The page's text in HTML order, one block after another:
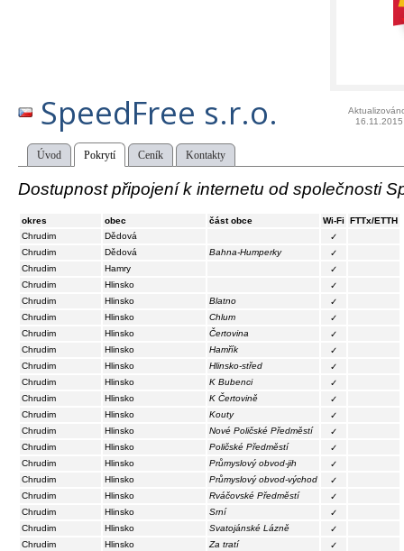
SpeedFree s.r.o.
16.11.2015
Úvod Pokrytí Ceník Kontakty
Dostupnost připojení k internetu od společnosti
okres obec část obce Wi-Fi
FTTx/ETTH
Chrudim
Dědová
✓
Chrudim
Dědová Bahna-Humperky
✓
Chrudim
Hamry
✓
Chrudim
Hlinsko
✓
Chrudim
Hlinsko Blatno
✓
Chrudim
Hlinsko Chlum
✓
Chrudim
Hlinsko Čertovina
✓
Chrudim
Hlinsko Hamřík
✓
Chrudim
Hlinsko Hlinsko-střed
✓
Chrudim
Hlinsko K Bubenci
✓
Chrudim
Hlinsko K Čertovině
✓
Chrudim
Hlinsko Kouty
✓
Chrudim
Hlinsko Nové Poličské Předměstí
✓
Chrudim
Hlinsko Poličské Předměstí
✓
Chrudim
Hlinsko Průmyslový obvod-jih
✓
Chrudim
Hlinsko Průmyslový obvod-východ
✓
Chrudim
Hlinsko Rváčovské Předměstí
✓
Chrudim
Hlinsko Srní
✓
Chrudim
Hlinsko Svatojánské Lázně
✓
Chrudim
Hlinsko Za tratí
✓